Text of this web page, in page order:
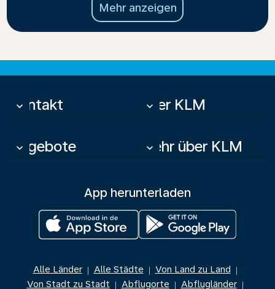
Mehr anzeigen
Kontakt
keyboard_arrow_down Über KLM
keyboard_arrow_down
Angebote
keyboard_arrow_down Mehr über KLM
keyboard_arrow_down
App herunterladen
Alle Länder | Alle Städte | Von Land zu Land |
Von Stadt zu Stadt | Abflugorte | Abflugländer |